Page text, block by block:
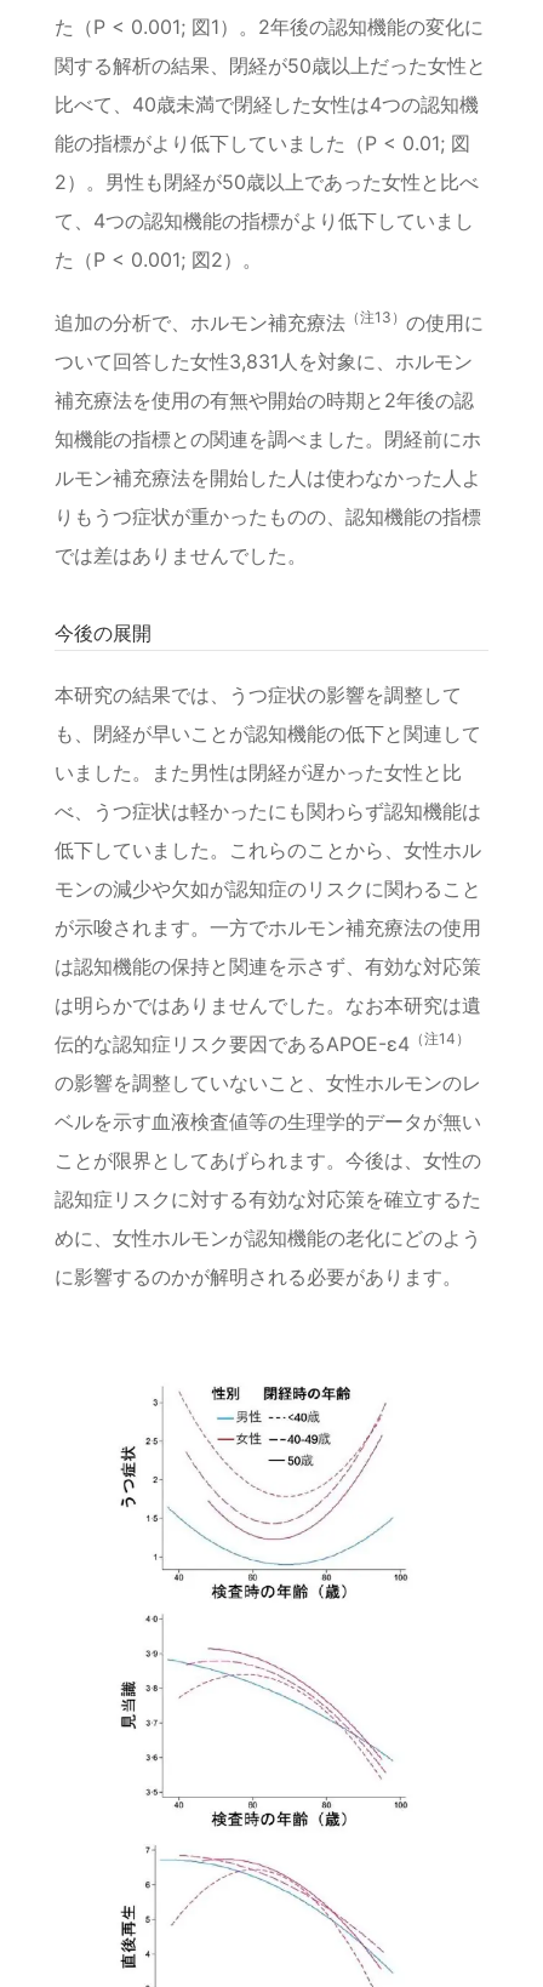
た（P < 0.001; 図1）。2年後の認知機能の変化に
関する解析の結果、閉経が50歳以上だった女性と
比べて、40歳未満で閉経した女性は4つの認知機
能の指標がより低下していました（P < 0.01; 図
2）。男性も閉経が50歳以上であった女性と比べ
て、4つの認知機能の指標がより低下していまし
た（P < 0.001; 図2）。
追加の分析で、ホルモン補充療法 （注13） の使用に
ついて回答した女性3,831人を対象に、ホルモン
補充療法を使用の有無や開始の時期と2年後の認
知機能の指標との関連を調べました。閉経前にホ
ルモン補充療法を開始した人は使わなかった人よ
りもうつ症状が重かったものの、認知機能の指標
では差はありませんでした。
今後の展開
本研究の結果では、うつ症状の影響を調整して
も、閉経が早いことが認知機能の低下と関連して
いました。また男性は閉経が遅かった女性と比
べ、うつ症状は軽かったにも関わらず認知機能は
低下していました。これらのことから、女性ホル
モンの減少や欠如が認知症のリスクに関わること
が示唆されます。一方でホルモン補充療法の使用
は認知機能の保持と関連を示さず、有効な対応策
は明らかではありませんでした。なお本研究は遺
伝的な認知症リスク要因であるAPOE-ε4 （注14）
の影響を調整していないこと、女性ホルモンのレ
ベルを示す血液検査値等の生理学的データが無い
ことが限界としてあげられます。今後は、女性の
認知症リスクに対する有効な対応策を確立するた
めに、女性ホルモンが認知機能の老化にどのよう
に影響するのかが解明される必要があります。